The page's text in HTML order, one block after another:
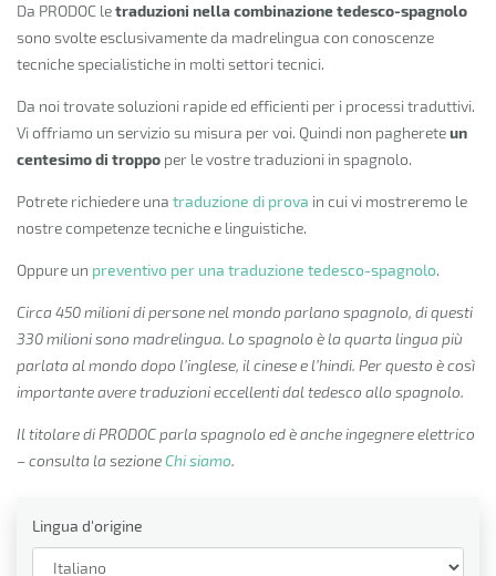
Da PRODOC letraduzioni nella combinazione tedesco-spagnolo
sono svolte esclusivamente da madrelingua con conoscenze
tecniche specialistiche in molti settori tecnici.
Da noi trovate soluzioni rapide ed efficienti per i processi traduttivi.
Vi offriamo un servizio su misura per voi. Quindi non paghereteun
centesimo di troppo per le vostre traduzioni in spagnolo.
Potrete richiedere una traduzione di prova in cui vi mostreremo le
nostre competenze tecniche e linguistiche.
Oppure un preventivo per una traduzione tedesco-spagnolo.
Circa 450 milioni di persone nel mondo parlano spagnolo, di questi
330 milioni sono madrelingua. Lo spagnolo è la quarta lingua più
parlata al mondo dopo l’inglese, il cinese e l’hindi. Per questo è così
importante avere traduzioni eccellenti dal tedesco allo spagnolo.
Il titolare di PRODOC parla spagnolo ed è anche ingegnere elettrico
– consulta la sezioneChi siamo.
Lingua d'origine